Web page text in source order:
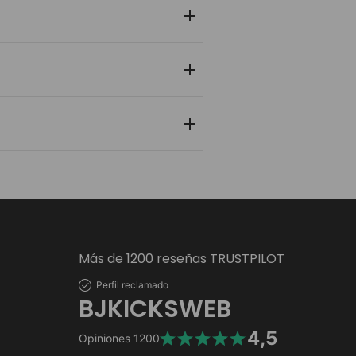
Más de 1200 reseñas TRUSTPILOT
Perfil reclamado
BJKICKSWEB
Opiniones 1200 4,5